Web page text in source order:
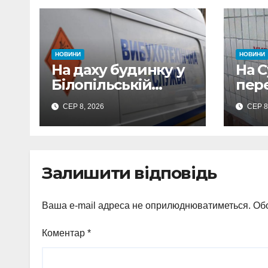
НОВИНИ
На даху будинку у
Білопільській
громаді знайшли
120-мм міну
СЕР 8, 2026
НОВИНИ
На
деСЕР
Залишити відповідь
Ваша e-mail адреса не оприлюднюватиметься.
Коментар *